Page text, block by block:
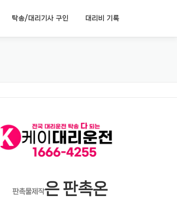
탁송/대리기사 구인 대리비 기록
판촉물제작은 판촉온